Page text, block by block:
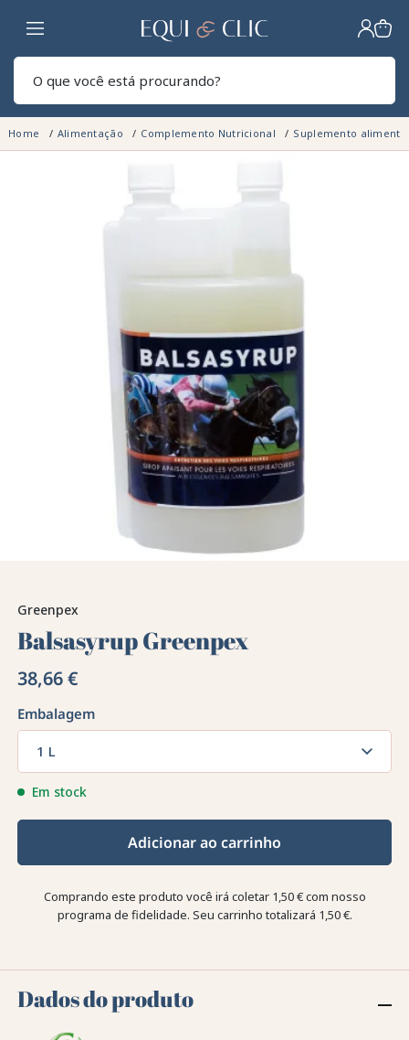
Lar
Home Alimentação Complemento Nutricional Suplemento
Greenpex
Balsasyrup Greenpex
38,66 €
Embalagem
1 L
Em stock
Adicionar ao carrinho
Comprando este produto você irá coletar 1,50 €com nosso
programa de fidelidade. Seu carrinho totalizará 1,50 €.
Dados do produto